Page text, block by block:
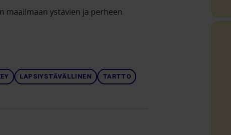
maailmaan ystävien ja perheen
LAPSIYSTÄVÄLLINEN TARTTO